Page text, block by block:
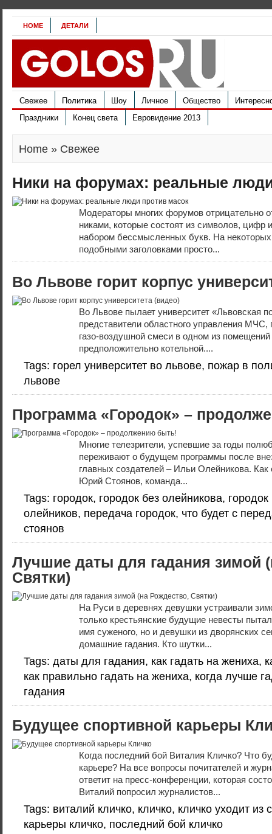
HOME ДЕТАЛИ
Свежее Политика Шоу Личное Общество
Праздники
Конец света Евровидение 2013
Home » Свежее
Ники на форумах: реальные
Модераторы многих форумов отрицательно
никами, которые состоят из символов, цифр
набором бессмысленных букв. На
подобными заголовками просто...
Во Львове горит корпус
Во Львове пылает университет «Львовская
представители областного управления
газо-воздушной смеси в одном из помещений
предположительно котельной....
Tags: горел университет во львове, пожар в
львове
Программа «Городок» –
Многие телезрители, успевшие за годы
переживают о будущем программы после
главных создателей – Ильи Олейникова.
Юрий Стоянов, команда...
Tags: городок, городок без олейникова,
олейников, передача городок, что будет с
стоянов
Лучшие даты для гадания зимой
Святки)
На Руси в деревнях девушки устраивали
только крестьянские будущие невесты
имя суженого, но и девушки из дворянских
домашние гадания. Кто шутки...
Tags: даты для гадания, как гадать на жениха,
как правильно гадать на жениха, когда лучше
гадания
Будущее спортивной карьеры
Когда последний бой Виталия Кличко? Что
карьере? На все вопросы почитателей и
ответит на пресс-конференции, которая
Виталий попросил журналистов...
Tags: виталий кличко, кличко, кличко уходит из
карьеры кличко, последний бой кличко